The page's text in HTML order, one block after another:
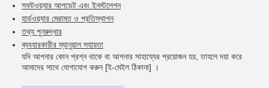
সফটওয়্যার আপডেট এবং ইনস্টলেশন
হার্ডওয়্যার মেরামত ও প্রতিস্থাপন
তথ্য পুনরুদ্ধার
ব্যবহারকারীর ম্যানুয়াল সহায়তা
যদি আপনার কোন প্রশ্ন থাকে বা আপনার সাহায্যের প্রয়োজন হয়, তাহলে দয়া করে
আমাদের সাথে যোগাযোগ করুন [ই-মেইল ঠিকানা] ।